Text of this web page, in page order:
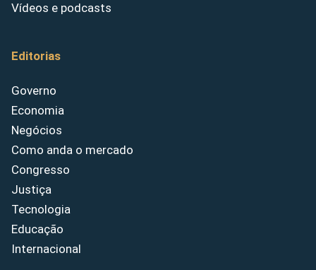
Vídeos e podcasts
Editorias
Governo
Economia
Negócios
Como anda o mercado
Congresso
Justiça
Tecnologia
Educação
Internacional